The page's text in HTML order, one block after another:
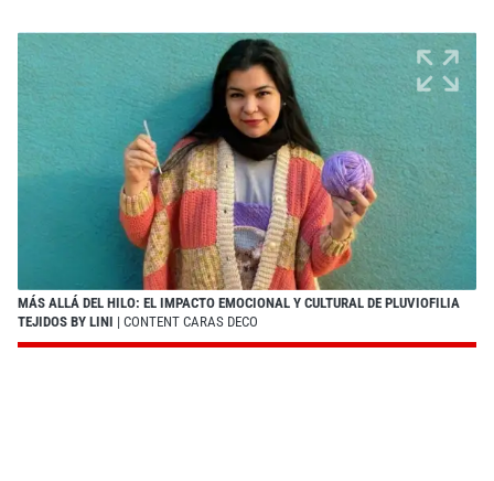
MÁS ALLÁ DEL HILO: EL IMPACTO EMOCIONAL Y CULTURAL DE PLUVIOFILIA
TEJIDOS BY LINI | CONTENT CARAS DECO